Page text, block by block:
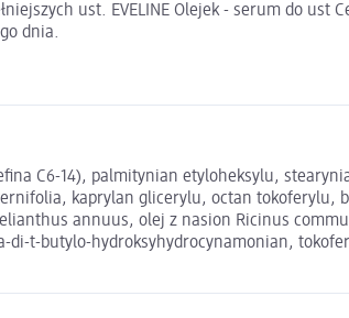
ust. EVELINE Olejek - serum do ust
dnia.
C6-14), palmitynian etyloheksylu,
kaprylan glicerylu, octan tokoferylu,
annuus, olej z nasion Ricinus
t-butylo-hydroksyhydrocynamonian,